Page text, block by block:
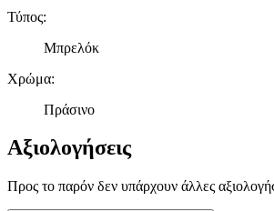
Τύπος:
Μπρελόκ
Χρώμα:
Πράσινο
Αξιολογήσεις
Προς το παρόν δεν υπάρχουν άλλες